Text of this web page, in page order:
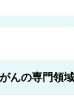
んの専門領